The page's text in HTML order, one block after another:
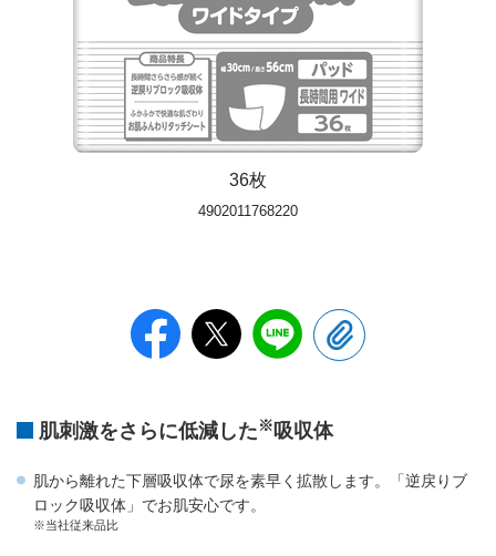
36枚
4902011768220
肌刺激をさらに低減した ※吸収体
肌から離れた下層吸収体で尿を素早く拡散します。「逆戻りブ
ロック吸収体」でお肌安心です。
※当社従来品比